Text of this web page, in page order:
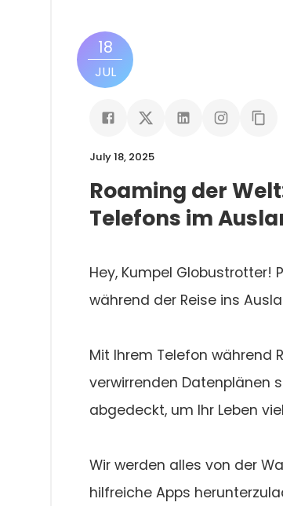
18
JUL
July 18, 2025
Roaming der
Telefons im
Hey, Kumpel Globustrotter!
während der Reise ins
Mit Ihrem Telefon während
verwirrenden Datenplänen
abgedeckt, um Ihr Leben
Wir werden alles von der
hilfreiche Apps